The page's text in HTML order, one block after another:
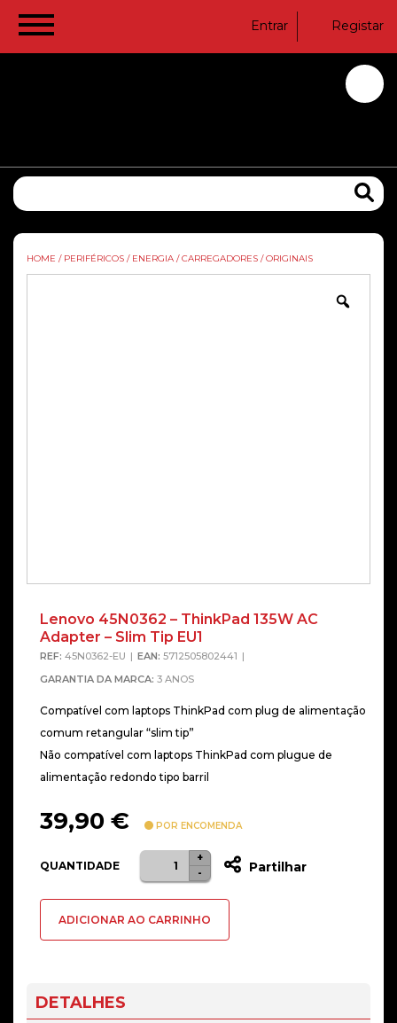
Entrar Registar
HOME / PERIFÉRICOS / ENERGIA / CARREGADORES / ORIGINAIS
Lenovo 45N0362 – ThinkPad 135W AC
Adapter – Slim Tip EU1
REF: 45N0362-EU EAN: 5712505802441
GARANTIA DA MARCA: 3 ANOS
Compatível com laptops ThinkPad com plug de alimentação
comum retangular “slim tip”
Não compatível com laptops ThinkPad com plugue de
alimentação redondo tipo barril
39,90 € POR ENCOMENDA
QUANTIDADE
Quantidade
de
45N0362
AC
-
+
Partilhar
ADICIONAR AO CARRINHO
DETALHES